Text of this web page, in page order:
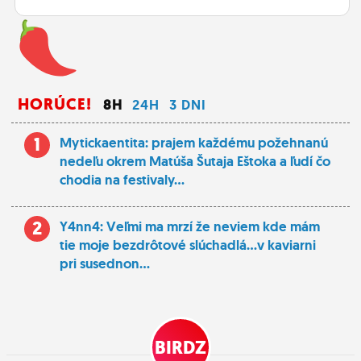
HORÚCE! 8H 24H 3 DNI
1
Mytickaentita: prajem každému požehnanú
nedeľu okrem Matúša Šutaja Eštoka a ľudí čo
chodia na festivaly...
2
Y4nn4: Veľmi ma mrzí že neviem kde mám
tie moje bezdrôtové slúchadlá...v kaviarni
pri susednon...
BIRDZ